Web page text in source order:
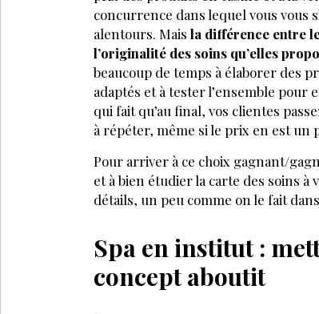
concurrence dans lequel vous vous
alentours. Mais la différence entre
l’originalité des soins qu’elles
beaucoup de temps à élaborer des
adaptés et à tester l’ensemble pour
qui fait qu’au final, vos clientes
à répéter, même si le prix en est un
Pour arriver à ce choix gagnant/
et à bien étudier la carte des soins
détails, un peu comme on le fait
Spa en institut :
concept aboutit